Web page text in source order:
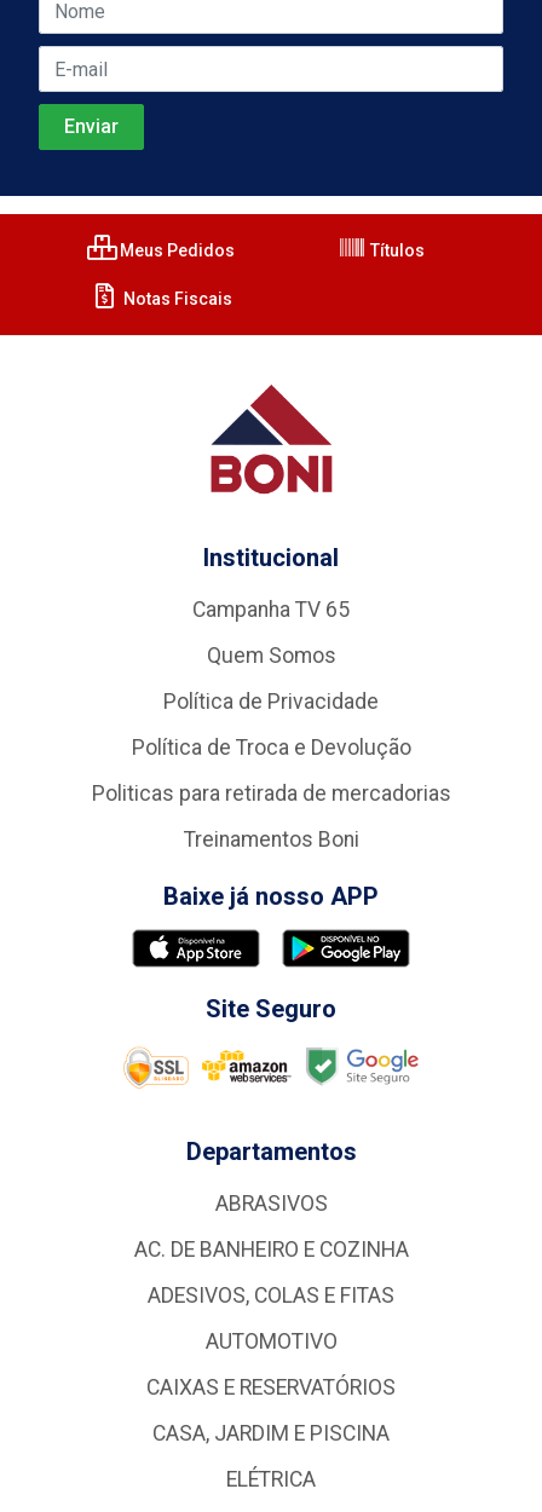
Meus Pedidos Títulos
Notas Fiscais
Institucional
Campanha TV 65
Quem Somos
Política de Privacidade
Política de Troca e Devolução
Politicas para retirada de mercadorias
Treinamentos Boni
Baixe já nosso APP
Site Seguro
Departamentos
ABRASIVOS
AC. DE BANHEIRO E COZINHA
ADESIVOS, COLAS E FITAS
AUTOMOTIVO
CAIXAS E RESERVATÓRIOS
CASA, JARDIM E PISCINA
ELÉTRICA